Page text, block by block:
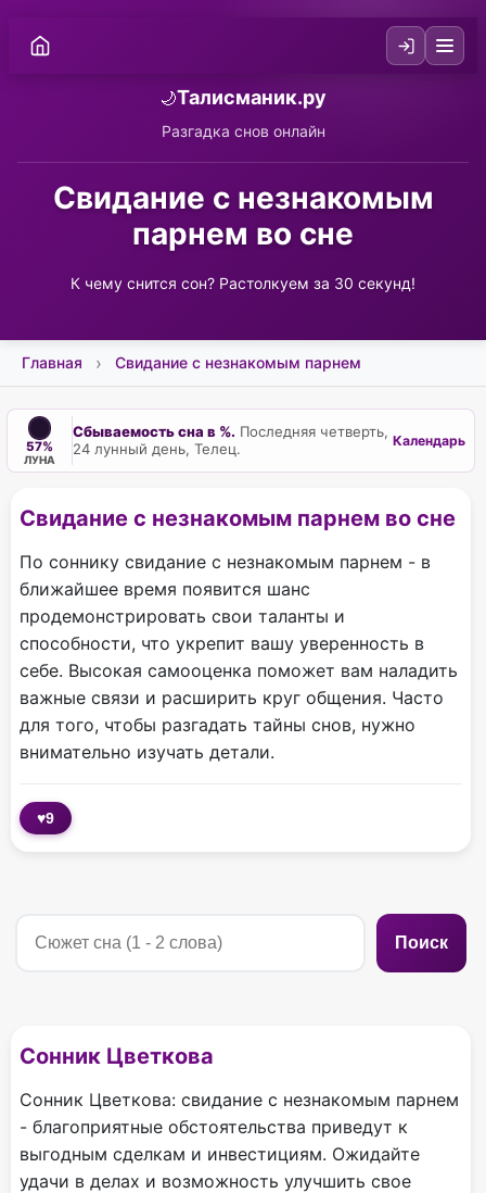
🌙Талисманик.ру
Разгадка снов онлайн
Свидание с незнакомым
парнем во сне
К чему снится сон? Растолкуем за 30 секунд!
Главная Свидание с незнакомым парнем
57%
ЛУНА
Сбываемость сна в %. Последняя четверть,
24 лунный день, Телец.
Календарь
Свидание с незнакомым парнем во сне
По соннику свидание с незнакомым парнем - в
ближайшее время появится шанс
продемонстрировать свои таланты и
способности, что укрепит вашу уверенность в
себе. Высокая самооценка поможет вам наладить
важные связи и расширить круг общения. Часто
для того, чтобы разгадать тайны снов, нужно
внимательно изучать детали.
♥9
Поиск
Сонник Цветкова
Сонник Цветкова: свидание с незнакомым парнем
- благоприятные обстоятельства приведут к
выгодным сделкам и инвестициям. Ожидайте
удачи в делах и возможность улучшить свое